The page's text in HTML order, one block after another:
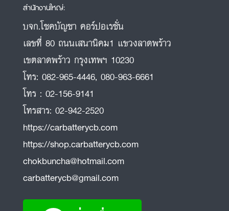
สำนักงานใหญ่:
บจก.โชคบัญชา คอร์ปอเรชั่น
เลขที่ 80 ถนนเสนานิคม1 แขวงลาดพร้าว
เขตลาดพร้าว กรุงเทพฯ 10230
โทร: 082-965-4446, 080-963-6661
โทร : 02-156-9141
โทรสาร: 02-942-2520
https://carbatterycb.com
https://shop.carbatterycb.com
chokbuncha@hotmail.com
carbatterycb@gmail.com